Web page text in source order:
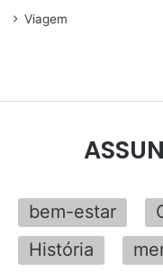
Viagem
bem-estar
História